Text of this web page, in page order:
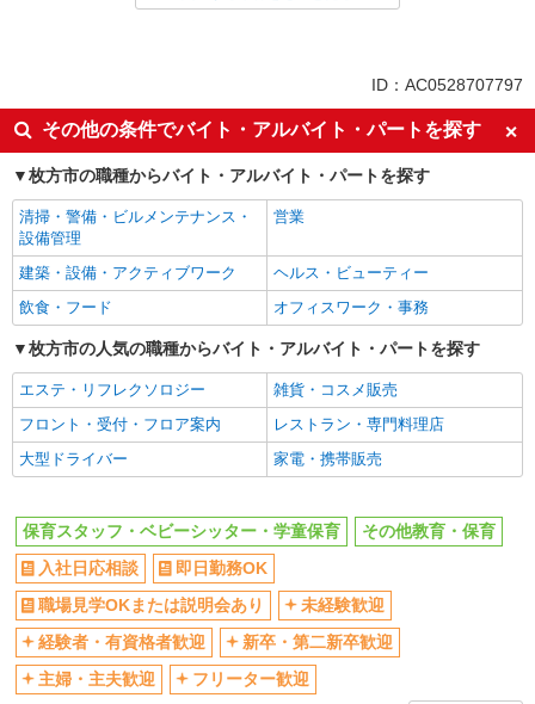
入社日応相談
即日勤務OK
職場見学OKまたは説明会あり
未経験歓迎
経験者・有資格者歓迎
新卒・第二新卒歓迎
主婦・主夫歓迎
学歴不問
ブランクOK
ミドル（40代～）活躍中
エルダー（50代～）活躍中
高収入・高額
昇給あり
週払い
完全週休2日制
年間休日120日以上
土日祝休み
短期（3ヶ月以内）
平日のみ勤務OK
昼
夕方
髪型・髪色自由
禁煙・分煙
食堂・売店あり
車通勤OK
バイク通勤OK
自転車通勤OK
残業ほぼなし
残業少なめ（月20h未満）
転勤なし
登録制
ID：AC0528707797
その他の条件でバイト・アルバイト・パートを探す
枚方市の職種からバイト・アルバイト・パートを探す
清掃・警備・ビルメンテナンス・
設備管理
営業
建築・設備・アクティブワーク
ヘルス・ビューティー
飲食・フード
オフィスワーク・事務
枚方市の人気の職種からバイト・アルバイト・パートを探す
エステ・リフレクソロジー
雑貨・コスメ販売
フロント・受付・フロア案内
レストラン・専門料理店
大型ドライバー
家電・携帯販売
保育スタッフ・ベビーシッター・学童保育
その他教育・保育
入社日応相談
即日勤務OK
職場見学OKまたは説明会あり
未経験歓迎
経験者・有資格者歓迎
新卒・第二新卒歓迎
主婦・主夫歓迎
フリーター歓迎